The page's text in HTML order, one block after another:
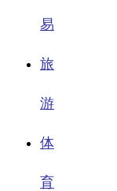
易
旅
游
体
育